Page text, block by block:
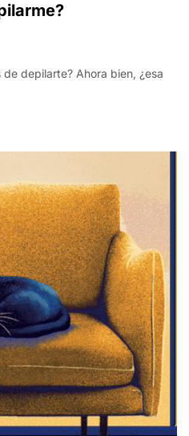
depilarte? Ahora bien, ¿esa